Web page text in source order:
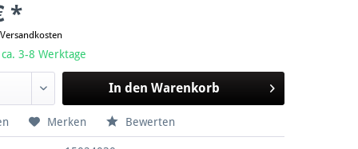
*
3-8 Werktage
In den Warenkorb
Merken Bewerten